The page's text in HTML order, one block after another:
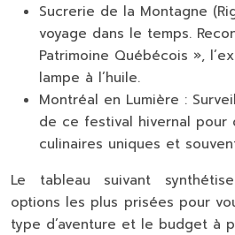
Sucrerie de la Montagne
voyage dans le temps.
Patrimoine Québécois »,
lampe à l’huile.
Montréal en Lumière :
de ce festival hivernal pour
culinaires uniques et
Le tableau suivant
options les plus prisées pour
type d’aventure et le budget à